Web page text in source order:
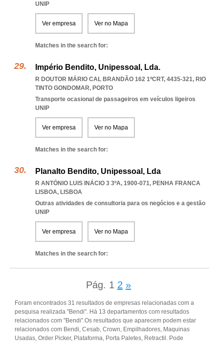
UNIP
Ver empresa Ver no Mapa
Matches in the search for:
Império Bendito, Unipessoal, Lda.
R DOUTOR MÁRIO CAL BRANDÃO 162 1ºCRT, 4435-321, RIO
TINTO GONDOMAR, PORTO
Transporte ocasional de passageiros em veículos ligeiros
UNIP
Ver empresa Ver no Mapa
Matches in the search for:
Planalto Bendito, Unipessoal, Lda
R ANTÓNIO LUIS INÁCIO 3 3ºA, 1900-071, PENHA FRANCA
LISBOA, LISBOA
Outras atividades de consultoria para os negócios e a gestão
UNIP
Ver empresa Ver no Mapa
Matches in the search for:
Pág. 1 2 »
Foram encontrados 31 resultados de empresas relacionadas com a
pesquisa realizada "Bendi". Há 13 departamentos com resultados
relacionados com "Bendi".Os resultados que aparecem podem estar
relacionados com Bendi, Cesab, Crown, Empilhadores, Maquinas
Usadas, Order Picker, Plataforma, Porta Paletes, Retractil. Pode